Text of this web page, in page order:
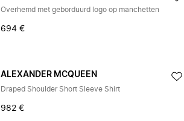
Overhemd met geborduurd logo op manchetten
694 €
ALEXANDER MCQUEEN
Draped Shoulder Short Sleeve Shirt
982 €